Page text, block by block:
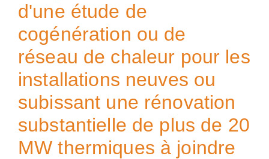
d'une étude de
cogénération ou de
réseau de chaleur pour les
installations neuves ou
subissant une rénovation
substantielle de plus de 20
MW thermiques à joindre